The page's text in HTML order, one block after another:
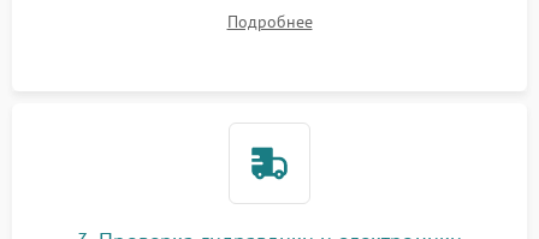
циркуляционному насосу, ТЭНу и сливной помпе.
Подробнее